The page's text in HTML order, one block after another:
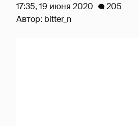
17:35, 19 июня 2020
205
Автор: bitter_n